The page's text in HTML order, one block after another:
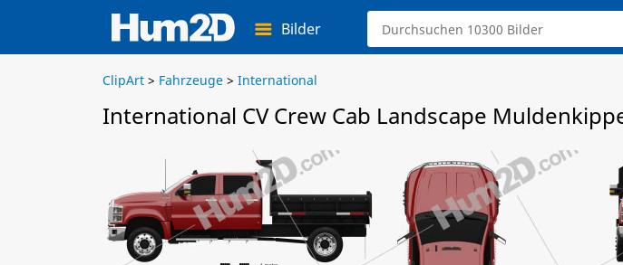
Bilder
ClipArt > Fahrzeuge > International
International CV Crew Cab Landscape